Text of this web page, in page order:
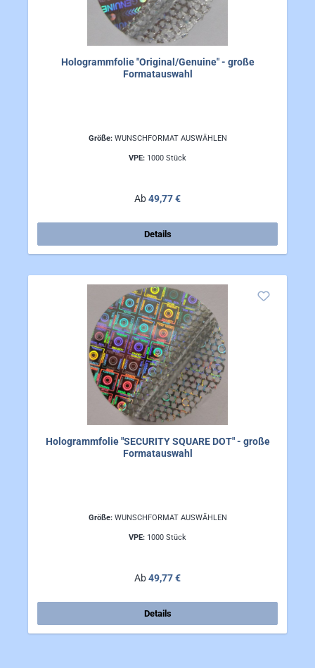
Hologrammfolie "Original/Genuine" - große
Formatauswahl
Größe: WUNSCHFORMAT AUSWÄHLEN
VPE: 1000 Stück
Regulärer Preis:
Ab49,77 €
Details
Hologrammfolie "SECURITY SQUARE DOT" - große
Formatauswahl
Größe: WUNSCHFORMAT AUSWÄHLEN
VPE: 1000 Stück
Regulärer Preis:
Ab49,77 €
Details